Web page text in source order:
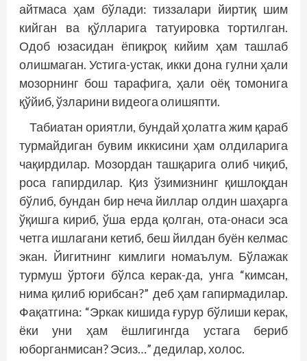
айтмаса ҳам бўлади: тиззалари йиртиқ шим
кийган ва қўлларига татуировка тортилган.
Одоб юзасидан ёпиқроқ кийим ҳам ташлаб
олишмаган. Устига-устак, икки дона гулни ҳали
мозорнинг бош тарафига, ҳали оёқ томонига
қўйиб, ўзларини видеога олишяпти.
Табиатан ориятли, бундай ҳолатга жим қараб
турмайдиган бувим иккисини ҳам олдиларига
чақирдилар. Мозордан ташқарига олиб чиқиб,
роса гапирдилар. Қиз ўзимизнинг қиш­лоқдан
бўлиб, бундан бир неча йиллар олдин шаҳарга
ўқишга кириб, ўша ерда қолган, ота-онаси эса
четга ишлагани кетиб, беш йилдан буён келмас
экан. Йигитнинг кимлиги номаълум. Бўлажак
турмуш ўртоғи бўлса керак-да, унга “кимсан,
нима қилиб юрибсан?” деб ҳам гапирмадилар.
Фақатгина: “Эркак кишида ғурур бўлиши керак,
ёки уни ҳам ёшлигингда устага бериб
юборганмисан? Эсиз…” дедилар, холос.